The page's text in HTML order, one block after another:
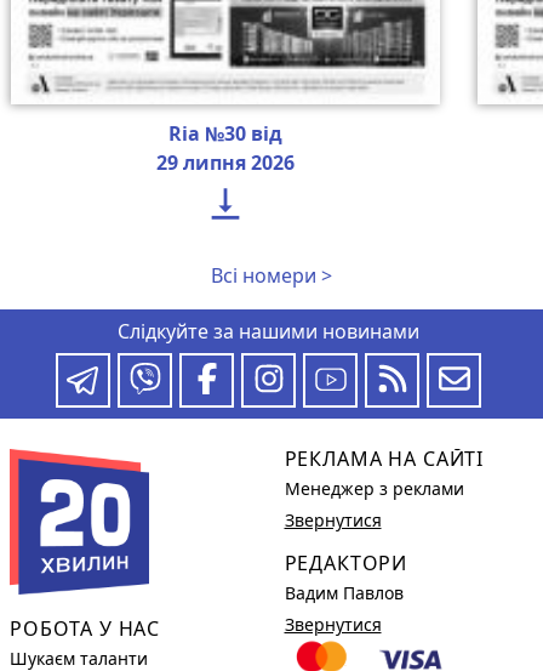
Ria №30 від
29 липня 2026

Всі номери >
Слідкуйте за нашими новинами
РОБОТА У НАС
Шукаєм таланти
РЕКЛАМА НА САЙТІ
Менеджер з реклами
Звернутися
РЕДАКТОРИ
Вадим Павлов
Звернутися